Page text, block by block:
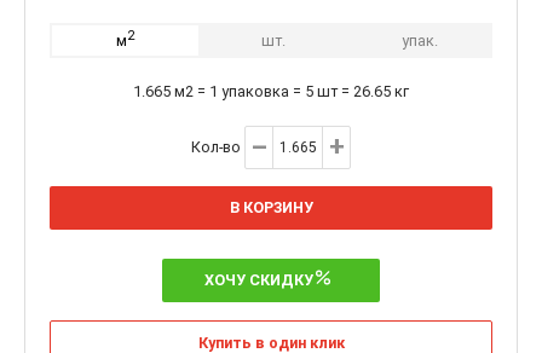
м2 шт. упак.
1.665 м2 = 1 упаковка = 5 шт = 26.65 кг
Кол-во
В КОРЗИНУ
ХОЧУ СКИДКУ
Купить в один клик